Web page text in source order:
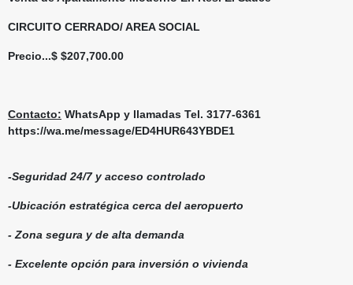
CIRCUITO CERRADO/ AREA SOCIAL
Precio...$ $207,700.00
Contacto: WhatsApp y llamadas Tel. 3177-6361
https://wa.me/message/ED4HUR643YBDE1
-Seguridad 24/7 y acceso controlado
-Ubicación estratégica cerca del aeropuerto
- Zona segura y de alta demanda
- Excelente opción para inversión o vivienda